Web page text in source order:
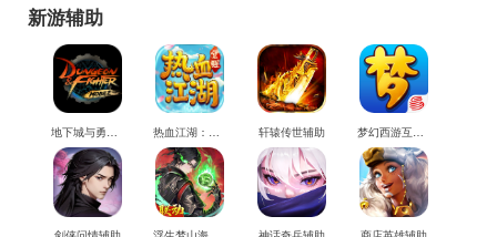
新游辅助
轩辕传世辅助